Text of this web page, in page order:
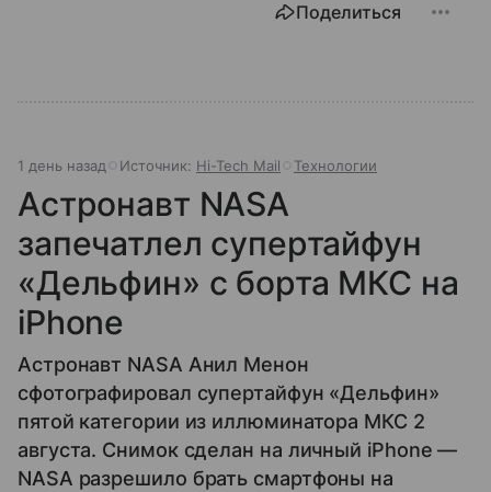
Поделиться
1 день назад Источник: Hi-Tech Mail Технологии
Астронавт NASA
запечатлел супертайфун
«Дельфин» с борта МКС на
iPhone
Астронавт NASA Анил Менон
сфотографировал супертайфун «Дельфин»
пятой категории из иллюминатора МКС 2
августа. Снимок сделан на личный iPhone —
NASA разрешило брать смартфоны на